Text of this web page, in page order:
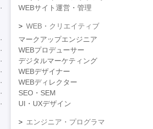
WEBサイト運営・管理
WEB・クリエイティブ
マークアップエンジニア
WEBプロデューサー
デジタルマーケティング
WEBデザイナー
WEBディレクター
SEO・SEM
UI・UXデザイン
エンジニア・プログラマ